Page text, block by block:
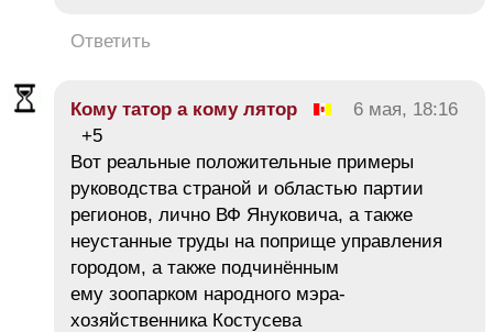
Ответить
Кому татор а кому лятор
6 мая, 18:16
+5
Вот реальные положительные примеры
руководства страной и областью партии
регионов, лично ВФ Януковича, а также
неустанные труды на поприще управления
городом, а также подчинённым
ему зоопарком народного мэра-
хозяйственника Костусева